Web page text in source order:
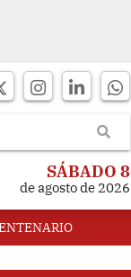
SÁBADO 8
de agosto de 2026